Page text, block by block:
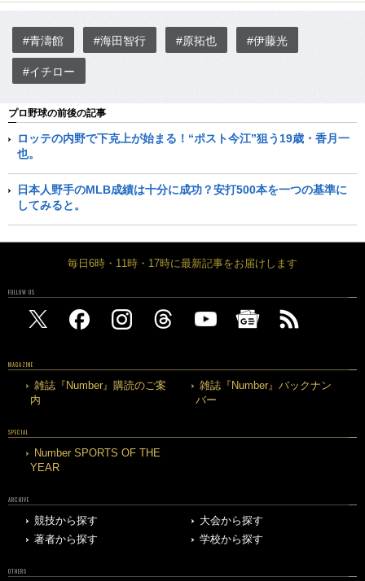
#青濤館 #海田智行 #原拓也 #伊藤光
#イチロー
プロ野球の前後の記事
ロッテの内野で下克上が始まる！“ポスト今江”狙う19歳・香月一
也。
日本人野手のMLB成績は十分に成功？安打500本を一つの基準に
してみると。
毎日6時・11時・17時に最新記事をお届けします
FOLLOW US
MAGAZINE
雑誌『Number』購読のご案
内
雑誌『Number』バックナン
バー
SPECIAL
Number SPORTS OF THE
YEAR
ARCHIVE
競技から探す
大会から探す
著者から探す
学校から探す
OTHERS